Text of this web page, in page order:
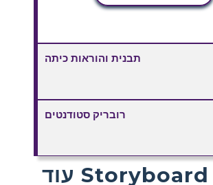
תבנית והוראות כיתה
רובריק סטודנטים
עוד Storyboard That